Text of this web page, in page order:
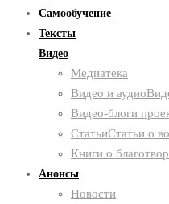
Самообучение
Тексты
Видео
Медиатека
Видео и аудио
Видео-блоги
СтатьиСтатьи о
Книги о
Анонсы
Новости